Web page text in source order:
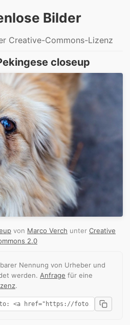
Bilder
Creative-Commons-Lizenz
closeup
von Marco Verch unter Creative
2.0
Nennung von Urheber und
werden. Anfrage für eine
.